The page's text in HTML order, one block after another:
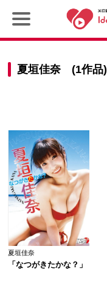
夏垣佳奈 (1作品)
夏垣佳奈
「なつがきたかな？」